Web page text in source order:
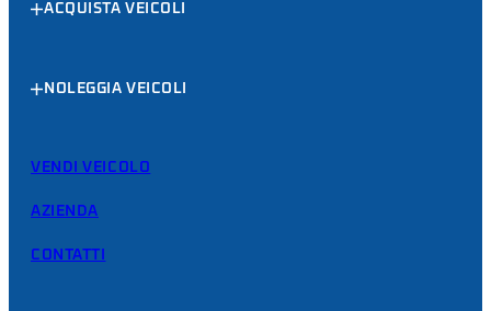
ACQUISTA VEICOLI
NOLEGGIA VEICOLI
VENDI VEICOLO
AZIENDA
CONTATTI